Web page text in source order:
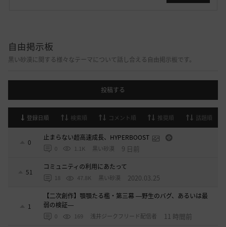
自由掲示板
黒い砂漠に関する様々なテーマについて話し合える自由掲示板です。
投稿する
登録日順 検索順 コメント順 推奨順 話題順
0
止まらない超高速成長、HYPERBOOST
0 1.1K 黒い砂漠 9 日前
51
コミュニティの利用にあたって
18 47.8K 黒い砂漠 2020.03.25
1
【二次創作】顎顎たる檻・第三幕 ―野生のバグ、あるいは最
弱の検証―
0 169 浅井ジークフリード配信者 11 時間前